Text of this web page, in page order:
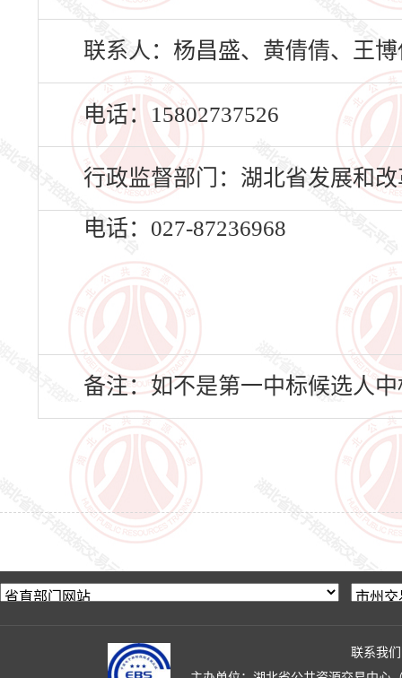
联系人：杨昌盛、黄倩倩、王
电话：15802737526
行政监督部门：湖北省发展和
电话：027-87236968
备注：如不是第一中标候选人
联系我们